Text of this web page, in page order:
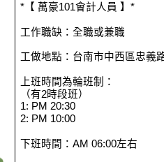
*【 萬豪101會計人員 】*
工作職缺：全職或兼職
工做地點：台南市中西區忠義
上班時間為輪班制：
（有2時段班）
1: PM 20:30
2: PM 10:00
下班時間：AM 06:00左右